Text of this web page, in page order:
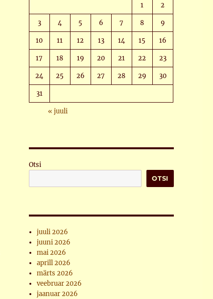
1 2
3 4 5 6 7 8 9
10 11 12 13 14 15 16
17 18 19 20 21 22 23
24 25 26 27 28 29 30
31
« juuli
Otsi
OTSI
juuli 2026
juuni 2026
mai 2026
aprill 2026
märts 2026
veebruar 2026
jaanuar 2026